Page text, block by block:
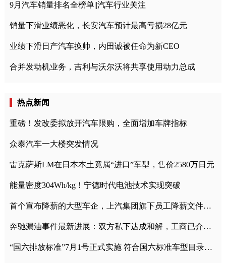
9月汽车销量排名全榜单||汽车行业关注
销量下滑业绩恶化，长安汽车预计最高亏损28亿元
业绩下滑日产汽车换帅，内田诚被任命为新CEO
合并发动机业务，吉利与沃尔沃将共享使用动力总成
热点新闻
重磅！发改委拟放开汽车限购，全面增加车牌指标
众泰汽车一大楼突发情况
雷克萨斯LM在日本本土竟属“进口”车型，售价2580万日元
能量密度304Wh/kg！宁德时代电池技术实现突破
首个宣布降薪的大型车企，上汽集团旗下员工降薪文件曝光
奔驰漏油事件最新进展：双方私下达成和解，工商已介入调查
“国六排放标准”7月1号正式实施 符合国六标准车型目录一览